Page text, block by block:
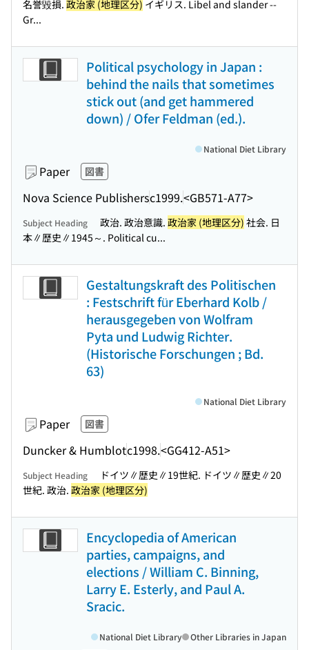
名誉毀損. 政治家 (地理区分) イギリス. Libel and slander --
Gr...
Political psychology in Japan :
behind the nails that sometimes
stick out (and get hammered
down) / Ofer Feldman (ed.).
Paper 図書
Nova Science Publishersc1999.<GB571-A77>
National Diet Library
Subject Heading 政治. 政治意識. 政治家 (地理区分) 社会. 日
本∥歴史∥1945～. Political cu...
Gestaltungskraft des Politischen
: Festschrift für Eberhard Kolb /
herausgegeben von Wolfram
Pyta und Ludwig Richter.
(Historische Forschungen ; Bd.
63)
Paper 図書
Duncker & Humblotc1998.<GG412-A51>
National Diet Library
Subject Heading
ドイツ∥歴史∥19世紀. ドイツ∥歴史∥20
世紀. 政治. 政治家 (地理区分)
Encyclopedia of American
parties, campaigns, and
elections / William C. Binning,
Larry E. Esterly, and Paul A.
Sracic.
National Diet Library Other Libraries in Japan